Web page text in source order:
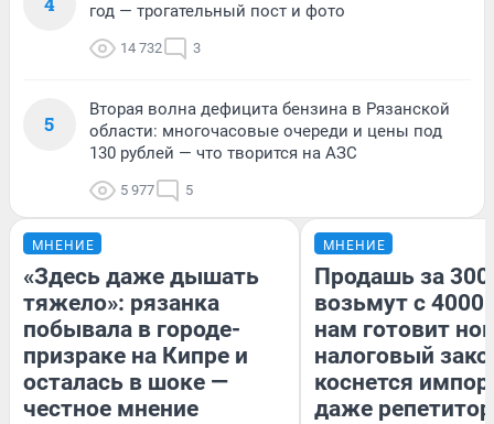
год — трогательный пост и фото
14 732 3
5
Вторая волна дефицита бензина в Рязанской
области: многочасовые очереди и цены под
130 рублей — что творится на АЗС
5 977 5
МНЕНИЕ
«Здесь даже дышать
тяжело»: рязанка
побывала в городе-
призраке на Кипре и
осталась в шоке —
честное мнение
МНЕНИЕ
Продашь за
возьмут с
нам готовит
налоговый
коснется
даже